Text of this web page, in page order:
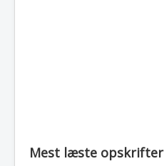
Mest læste opskrifter